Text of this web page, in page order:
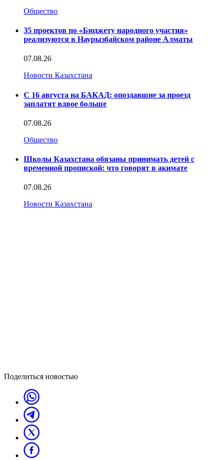
Общество
35 проектов по «Бюджету народного участия»
реализуются в Наурызбайском районе Алматы
07.08.26
Новости Казахстана
С 16 августа на БАКАД: опоздавшие за проезд
заплатят вдвое больше
07.08.26
Общество
Школы Казахстана обязаны принимать детей с
временной пропиской: что говорят в акимате
07.08.26
Новости Казахстана
Поделиться новостью